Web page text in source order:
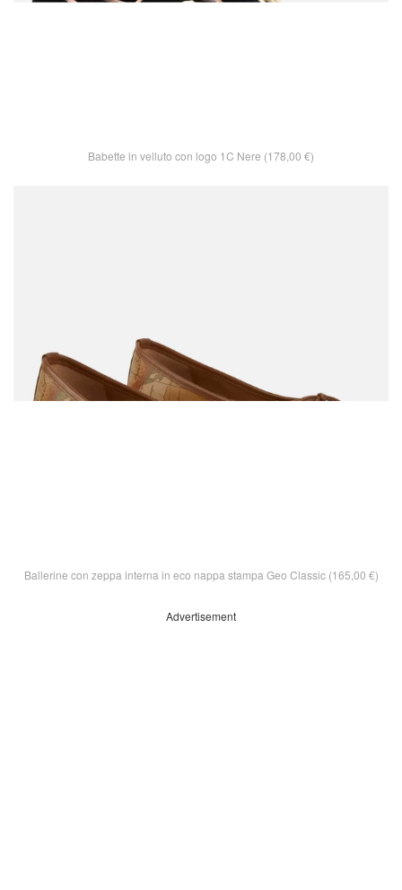
Babette in velluto con logo 1C Nere (178,00 €)
Ballerine con zeppa interna in eco nappa stampa Geo Classic (165,00 €)
Advertisement